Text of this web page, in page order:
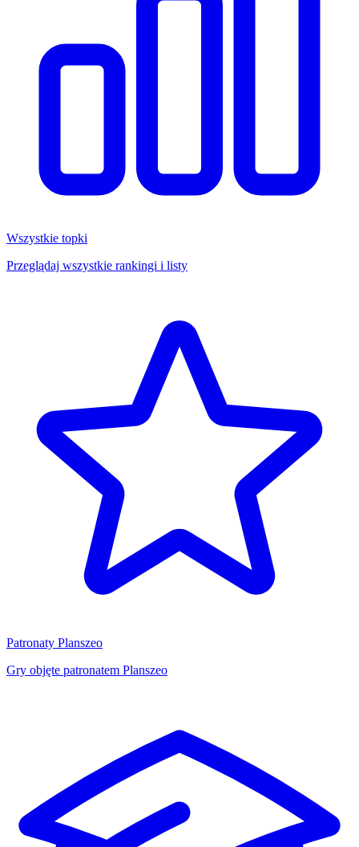
Wszystkie topki
Przeglądaj wszystkie rankingi i listy
Patronaty Planszeo
Gry objęte patronatem Planszeo